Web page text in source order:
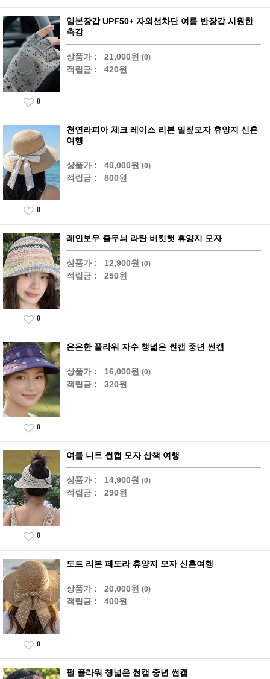
일본장갑 UPF50+ 자외선차단 여름 반장갑 시원한
촉감
상품가 : 21,000원 (0)
적립금 : 420원
0
천연라피아 체크 레이스 리본 밀짚모자 휴양지 신혼
여행
상품가 : 40,000원 (0)
적립금 : 800원
0
레인보우 줄무늬 라탄 버킷햇 휴양지 모자
상품가 : 12,900원 (0)
적립금 : 250원
0
은은한 플라워 자수 챙넓은 썬캡 중년 썬캡
상품가 : 16,000원 (0)
적립금 : 320원
0
여름 니트 썬캡 모자 산책 여행
상품가 : 14,900원 (0)
적립금 : 290원
0
도트 리본 페도라 휴양지 모자 신혼여행
상품가 : 20,000원 (0)
적립금 : 400원
0
펄 플라워 챙넓은 썬캡 중년 썬캡